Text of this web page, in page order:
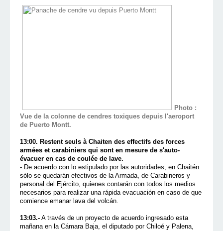
Photo :
Vue de la colonne de cendres toxiques depuis l'aeroport
de Puerto Montt.
13:00. Restent seuls à Chaiten des effectifs des forces
armées et carabiniers qui sont en mesure de s'auto-
évacuer en cas de coulée de lave.
- De acuerdo con lo estipulado por las autoridades, en Chaitén
sólo se quedarán efectivos de la Armada, de Carabineros y
personal del Ejército, quienes contarán con todos los medios
necesarios para realizar una rápida evacuación en caso de que
comience emanar lava del volcán.
13:03.- A través de un proyecto de acuerdo ingresado esta
mañana en la Cámara Baja, el diputado por Chiloé y Palena,